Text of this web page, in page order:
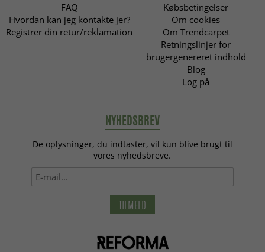
FAQ
Hvordan kan jeg kontakte jer?
Registrer din retur/reklamation
Købsbetingelser
Om cookies
Om Trendcarpet
Retningslinjer for
brugergenereret indhold
Blog
Log på
NYHEDSBREV
De oplysninger, du indtaster, vil kun blive brugt til
vores nyhedsbreve.
TILMELD